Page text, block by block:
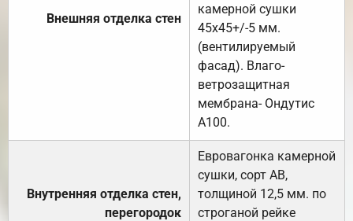
Внешняя отделка стен
камерной сушки
45х45+/-5 мм.
(вентилируемый
фасад). Влаго-
ветрозащитная
мембрана- Ондутис
А100.
Внутренняя отделка стен,
перегородок
Евровагонка камерной
сушки, сорт АВ,
толщиной 12,5 мм. по
строганой рейке